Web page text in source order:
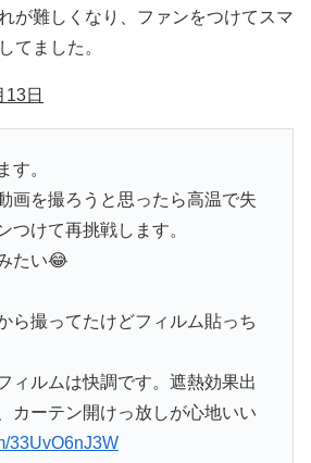
が難しくなり、ファンをつけてスマ
てました。
日
す。
画を撮ろうと思ったら高温で失
つけて再挑戦します。
たい😂
ら撮ってたけどフィルム貼っち
ィルムは快調です。遮熱効果出
カーテン開けっ放しが心地いい
33UvO6nJ3W